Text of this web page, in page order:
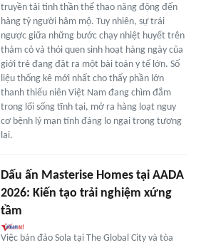
truyền tải tinh thần thể thao năng động đến
hàng tỷ người hâm mộ. Tuy nhiên, sự trái
ngược giữa những bước chạy nhiệt huyết trên
thảm cỏ và thói quen sinh hoạt hàng ngày của
giới trẻ đang đặt ra một bài toán y tế lớn. Số
liệu thống kê mới nhất cho thấy phần lớn
thanh thiếu niên Việt Nam đang chìm đắm
trong lối sống tĩnh tại, mở ra hàng loạt nguy
cơ bệnh lý mạn tính đáng lo ngại trong tương
lai.
Dấu ấn Masterise Homes tại AADA
2026: Kiến tạo trải nghiệm xứng
tầm
Việc bán đảo Sola tại The Global City và tòa